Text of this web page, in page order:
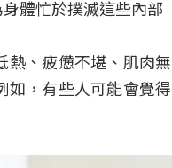
忙於撲滅這些內部
、疲憊不堪、肌肉
，有些人可能會覺